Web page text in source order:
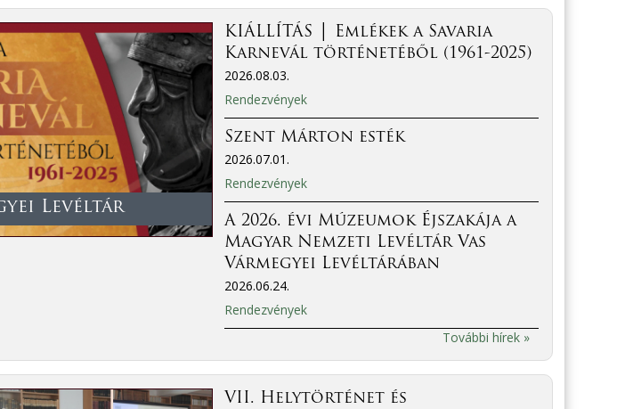
Levéltár
KIÁLLÍTÁS │ Emlékek a Savaria
Karnevál történetéből (1961-2025)
2026.08.03.
Rendezvények
Szent Márton esték
2026.07.01.
Rendezvények
A 2026. évi Múzeumok Éjszakája a
Magyar Nemzeti Levéltár Vas
Vármegyei Levéltárában
2026.06.24.
Rendezvények
További hírek »
VII. Helytörténet és